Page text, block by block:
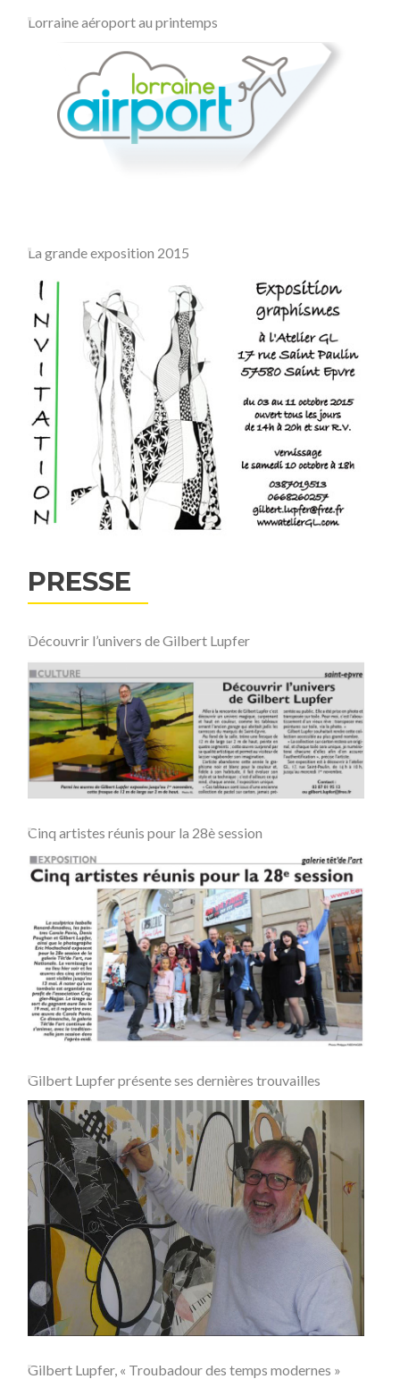
Lorraine aéroport au printemps
La grande exposition 2015
PRESSE
Découvrir l’univers de Gilbert Lupfer
Cinq artistes réunis pour la 28è session
Gilbert Lupfer présente ses dernières trouvailles
Gilbert Lupfer, « Troubadour des temps modernes »